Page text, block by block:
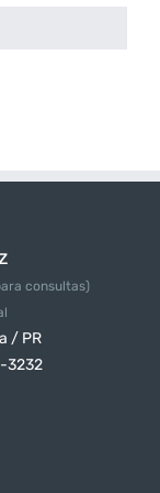
consultas)
/ PR
3232